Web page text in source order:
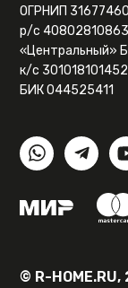
ОГРНИП
р/с
«Центральный»
к/с
БИК 044525411
© R-